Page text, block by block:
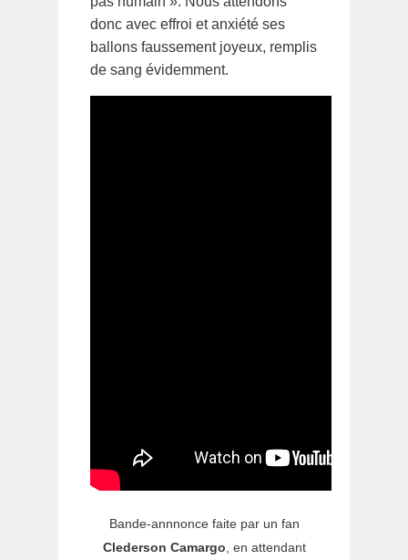
donc avec effroi et anxiété ses
ballons faussement joyeux, remplis
de sang évidemment.
Bande-annnonce faite par un fan
Clederson Camargo , en attendant